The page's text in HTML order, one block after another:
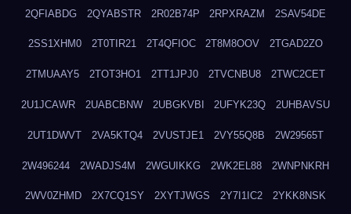
2QFIABDG 2QYABSTR 2R02B74P 2RPXRAZM 2SAV54DE
2SS1XHM0 2T0TIR21 2T4QFIOC 2T8M8OOV 2TGAD2ZO
2TMUAAY5 2TOT3HO1 2TT1JPJ0 2TVCNBU8 2TWC2CET
2U1JCAWR 2UABCBNW 2UBGKVBI 2UFYK23Q 2UHBAVSU
2UT1DWVT 2VA5KTQ4 2VUSTJE1 2VY55Q8B 2W29565T
2W496244 2WADJS4M 2WGUIKKG 2WK2EL88 2WNPNKRH
2WV0ZHMD 2X7CQ1SY 2XYTJWGS 2Y7I1IC2 2YKK8NSK